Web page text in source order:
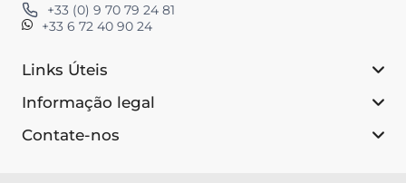
+33 (0) 9 70 79 24 81
+33 6 72 40 90 24
Links Úteis
Informação legal
Contate-nos